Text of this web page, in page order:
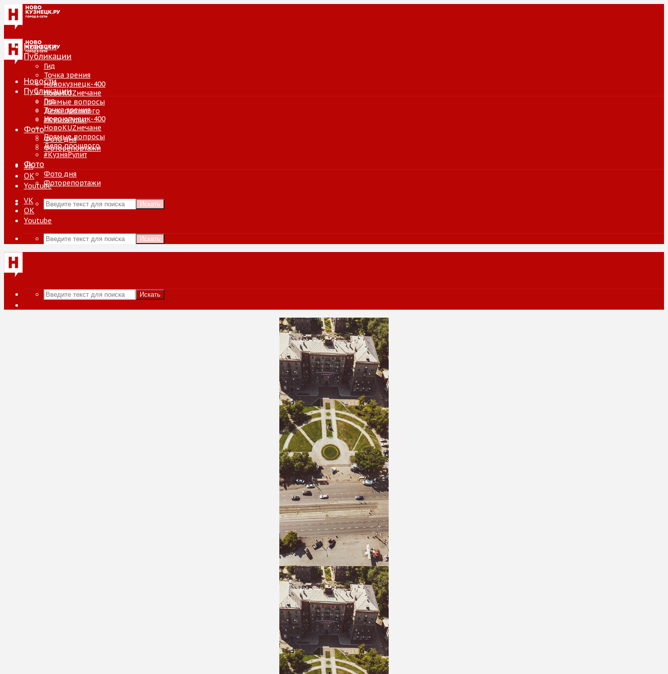
Новости
Публикации
Гид
Точка зрения
Новокузнецк-400
НовоKUZнечане
Прямые вопросы
Дело прошлого
#КузняРулит
Фото
Фото дня
Фоторепортажи
VK
ОК
Youtube
Искать
Новости
Публикации
Гид
Точка зрения
Новокузнецк-400
НовоKUZнечане
Прямые вопросы
Дело прошлого
#КузняРулит
Фото
Фото дня
Фоторепортажи
VK
ОК
Youtube
Искать
Искать